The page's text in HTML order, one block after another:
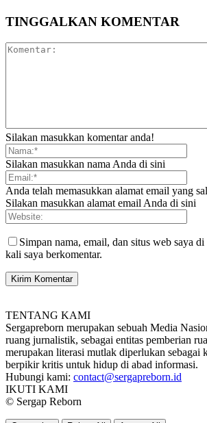
TINGGALKAN KOMENTAR
Silakan masukkan komentar anda!
Silakan masukkan nama Anda di sini
Anda telah memasukkan alamat email yang
Silakan masukkan alamat email Anda di sini
Simpan nama, email, dan situs web saya
kali saya berkomentar.
TENTANG KAMI
Sergapreborn merupakan sebuah Media
ruang jurnalistik, sebagai entitas pemberian
merupakan literasi mutlak diperlukan sebagai
berpikir kritis untuk hidup di abad informasi.
Hubungi kami: contact@sergapreborn.id
IKUTI KAMI
© Sergap Reborn